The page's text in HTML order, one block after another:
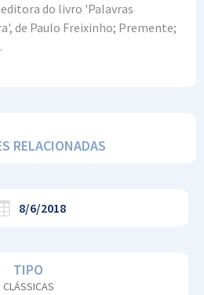
do livro 'Palavras
de Paulo Freixinho; Premente;
RELACIONADAS
8/6/2018
TIPO
CLÁSSICAS